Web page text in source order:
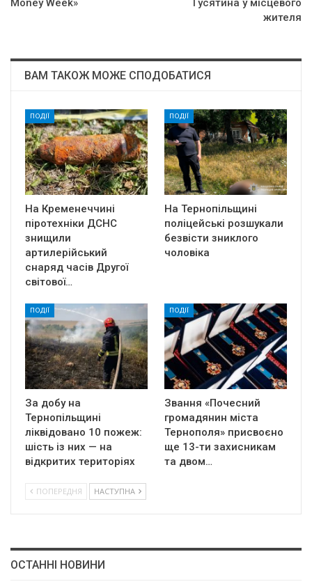
Money Week»
Гусятина у місцевого
жителя
ВАМ ТАКОЖ МОЖЕ СПОДОБАТИСЯ
ПОДІЇ
На Кременеччині
піротехніки ДСНС
знищили
артилерійський
снаряд часів Другої
світової…
ПОДІЇ
На Тернопільщині
поліцейські розшукали
безвісти зниклого
чоловіка
ПОДІЇ
За добу на
Тернопільщині
ліквідовано 10 пожеж:
шість із них — на
відкритих територіях
ПОДІЇ
Звання «Почесний
громадянин міста
Тернополя» присвоєно
ще 13-ти захисникам
та двом…
ПОПЕРЕДНЯ НАСТУПНА
ОСТАННІ НОВИНИ